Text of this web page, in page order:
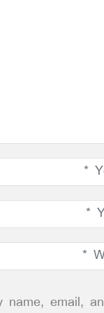
name, email,